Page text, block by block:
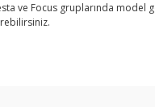
ve Focus gruplarında model